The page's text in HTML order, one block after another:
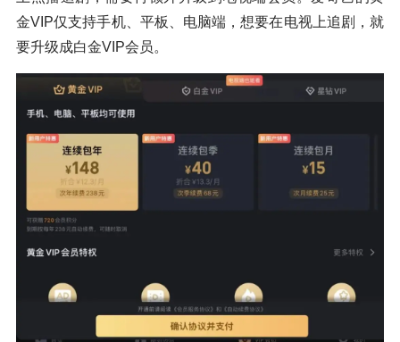
金VIP仅支持手机、平板、电脑端，想要在电视上追剧，就
要升级成白金VIP会员。